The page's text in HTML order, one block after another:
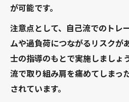
が可能です。
注意点として、自己流でのトレ
ムや過負荷につながるリスクが
士の指導のもとで実施しましょ
流で取り組み肩を痛めてしまっ
されています。